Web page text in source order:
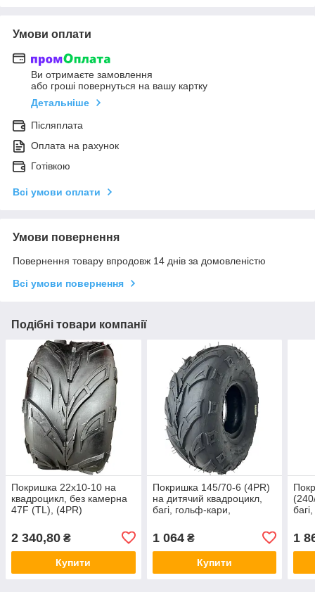
Умови оплати
Ви отримаєте замовлення
або гроші повернуться на вашу картку
Детальніше
Післяплата
Оплата на рахунок
Готівкою
Всі умови оплати
Умови повернення
Повернення товару впродовж 14 днів за домовленістю
Всі умови повернення
Подібні товари компанії
Покришка 22х10-10 на
квадроцикл, без камерна
47F (TL), (4PR)
2 340,80 ₴
Купити
Покришка 145/70-6 (4PR)
на дитячий квадроцикл,
багі, гольф-кари,
(TYBELESS/TL),
1 064₴
Купити
1